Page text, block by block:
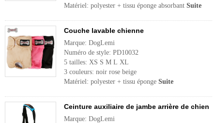
Matériel: polyester + tissu éponge absorbant Suite
Couche lavable chienne
Marque: DogLemi
Numéro de style: PD10032
5 tailles: XS S M L XL
3 couleurs: noir rose beige
Matériel: polyester + tissu éponge Suite
Ceinture auxiliaire de jambe arrière de chien
Marque: DogLemi